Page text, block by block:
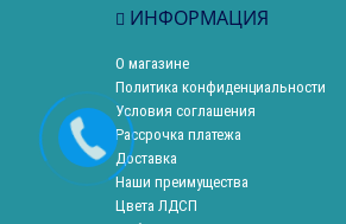
ИНФОРМАЦИЯ
О магазине
Политика конфиденциальности
Условия соглашения
Рассрочка платежа
Доставка
Наши преимущества
Цвета ЛДСП